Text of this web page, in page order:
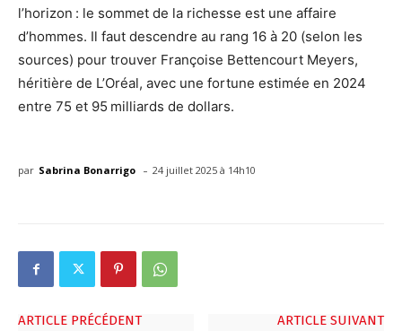
l’horizon : le sommet de la richesse est une affaire
d’hommes. Il faut descendre au rang 16 à 20 (selon les
sources) pour trouver Françoise Bettencourt Meyers,
héritière de L’Oréal, avec une fortune estimée en 2024
entre 75 et 95 milliards de dollars.
par Sabrina Bonarrigo - 24 juillet 2025 à 14h10
ARTICLE PRÉCÉDENT ARTICLE SUIVANT